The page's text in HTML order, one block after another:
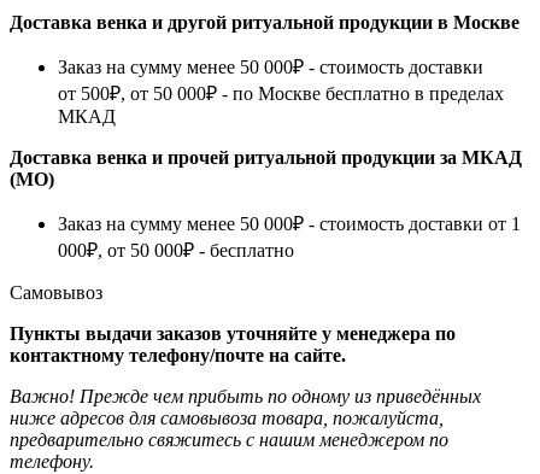
Доставка венка и другой ритуальной продукции в Москве
Заказ на сумму менее 50 000₽ - стоимость доставки
от 500₽, от 50 000₽ - по Москве бесплатно в пределах
МКАД
Доставка венка и прочей ритуальной продукции за МКАД
(МО)
Заказ на сумму менее 50 000₽ - стоимость доставки от 1
000₽, от 50 000₽ - бесплатно
Самовывоз
Пункты выдачи заказов уточняйте у менеджера по
контактному телефону/почте на сайте.
Важно! Прежде чем прибыть по одному из приведённых
ниже адресов для самовывоза товара, пожалуйста,
предварительно свяжитесь с нашим менеджером по
телефону.